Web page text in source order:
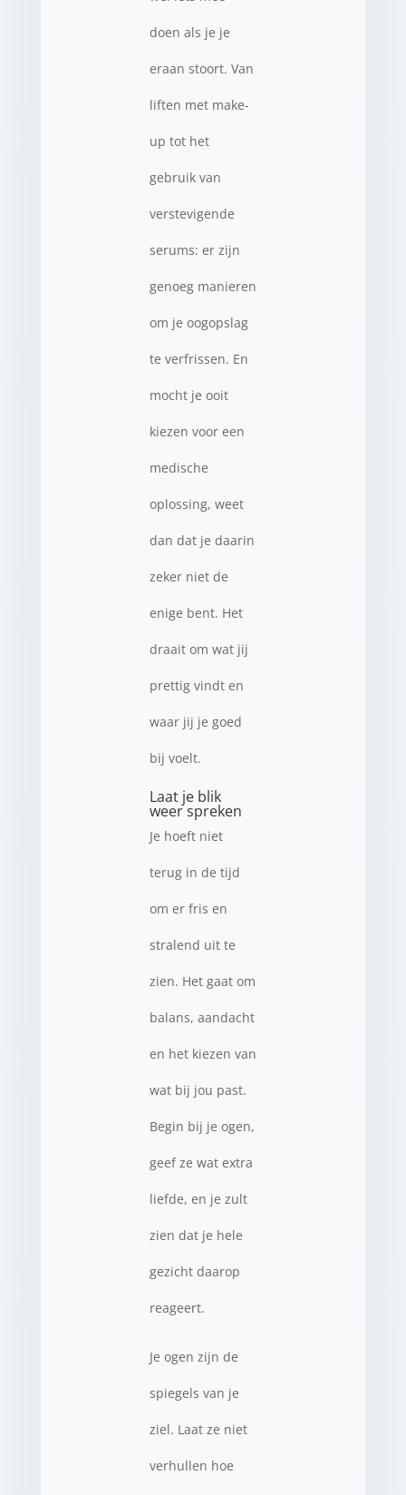
doen als je je
eraan stoort. Van
liften met make-
up tot het
gebruik van
verstevigende
serums: er zijn
genoeg manieren
om je oogopslag
te verfrissen. En
mocht je ooit
kiezen voor een
medische
oplossing, weet
dan dat je daarin
zeker niet de
enige bent. Het
draait om wat jij
prettig vindt en
waar jij je goed
bij voelt.
Laat je blik
weer spreken
Je hoeft niet
terug in de tijd
om er fris en
stralend uit te
zien. Het gaat om
balans, aandacht
en het kiezen van
wat bij jou past.
Begin bij je ogen,
geef ze wat extra
liefde, en je zult
zien dat je hele
gezicht daarop
reageert.
Je ogen zijn de
spiegels van je
ziel. Laat ze niet
verhullen hoe